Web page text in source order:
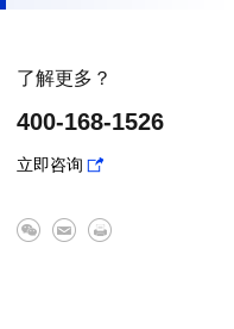
了解更多？
400-168-1526
立即咨询